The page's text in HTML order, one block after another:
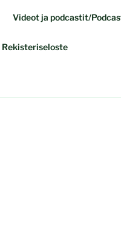
Videot ja podcastit/
Rekisteriseloste